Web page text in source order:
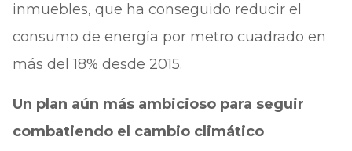
inmuebles, que ha conseguido reducir el
consumo de energía por metro cuadrado en
más del 18% desde 2015.
Un plan aún más ambicioso para seguir
combatiendo el cambio climático